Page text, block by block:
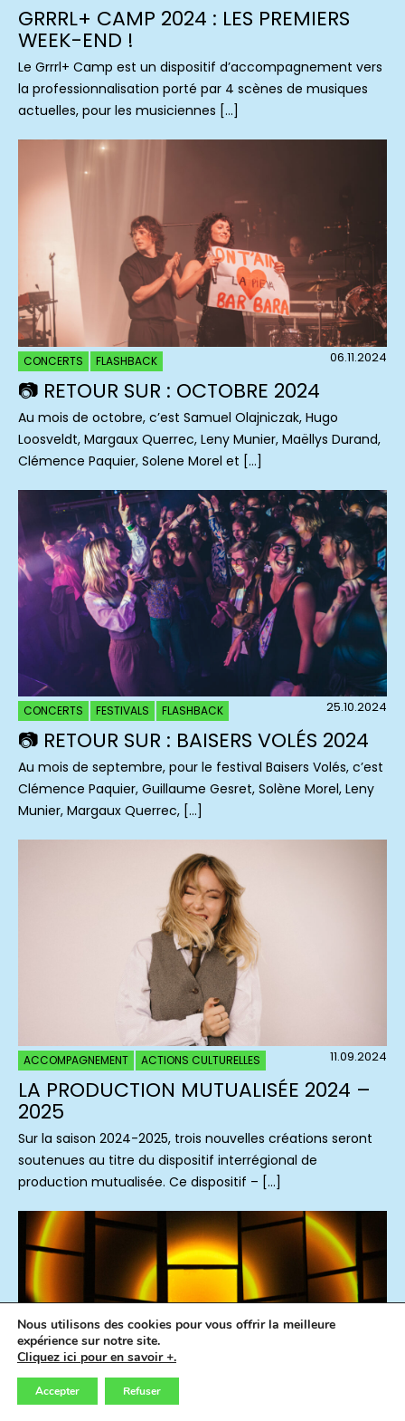
GRRRL+ CAMP 2024 : LES PREMIERS
WEEK-END !
Le Grrrl+ Camp est un dispositif d’accompagnement vers
la professionnalisation porté par 4 scènes de musiques
actuelles, pour les musiciennes […]
CONCERTS FLASHBACK 06.11.2024
📷 RETOUR SUR : OCTOBRE 2024
Au mois de octobre, c’est Samuel Olajniczak, Hugo
Loosveldt, Margaux Querrec, Leny Munier, Maëllys Durand,
Clémence Paquier, Solene Morel et […]
CONCERTS FESTIVALS FLASHBACK 25.10.2024
📷 RETOUR SUR : BAISERS VOLÉS 2024
Au mois de septembre, pour le festival Baisers Volés, c’est
Clémence Paquier, Guillaume Gesret, Solène Morel, Leny
Munier, Margaux Querrec, […]
ACCOMPAGNEMENT ACTIONS CULTURELLES 11.09.2024
LA PRODUCTION MUTUALISÉE 2024 –
2025
Sur la saison 2024-2025, trois nouvelles créations seront
soutenues au titre du dispositif interrégional de
production mutualisée. Ce dispositif – […]
Nous utilisons des cookies pour vous offrir la meilleure
expérience sur notre site.
Cliquez ici pour en savoir +.
Accepter Refuser